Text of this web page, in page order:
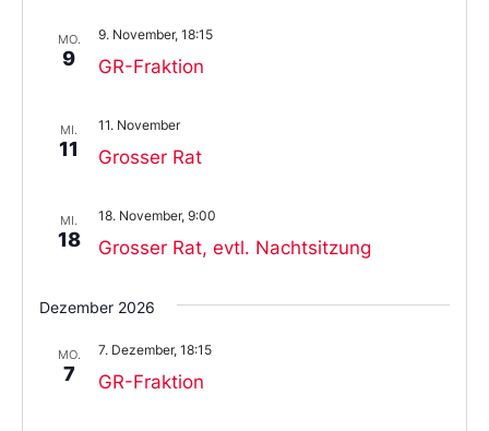
MO.
9 GR-Fraktion
9. November, 18:15
MI.
11 Grosser Rat
11. November
MI.
18 Grosser Rat, evtl. Nachtsitzung
18. November, 9:00
Dezember 2026
MO.
7 GR-Fraktion
7. Dezember, 18:15